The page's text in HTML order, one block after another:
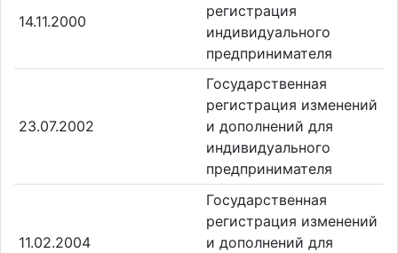
14.11.2000
регистрация
индивидуального
предпринимателя
23.07.2002
Государственная
регистрация изменений
и дополнений для
индивидуального
предпринимателя
11.02.2004
Государственная
регистрация изменений
и дополнений для